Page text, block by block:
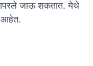
जाऊ शकतात. येथे
आहेत.